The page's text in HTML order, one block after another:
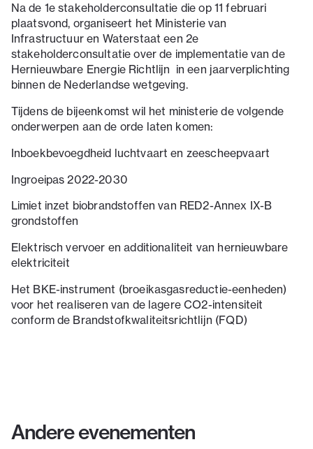
Na de 1e stakeholderconsultatie die op 11 februari
plaatsvond, organiseert het Ministerie van
Infrastructuur en Waterstaat een 2e
stakeholderconsultatie over de implementatie van de
Hernieuwbare Energie Richtlijn in een jaarverplichting
binnen de Nederlandse wetgeving.
Tijdens de bijeenkomst wil het ministerie de volgende
onderwerpen aan de orde laten komen:
Inboekbevoegdheid luchtvaart en zeescheepvaart
Ingroeipas 2022-2030
Limiet inzet biobrandstoffen van RED2-Annex IX-B
grondstoffen
Elektrisch vervoer en additionaliteit van hernieuwbare
elektriciteit
Het BKE-instrument (broeikasgasreductie-eenheden)
voor het realiseren van de lagere CO2-intensiteit
conform de Brandstofkwaliteitsrichtlijn (FQD)
Andere evenementen